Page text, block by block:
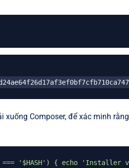
Composer, để xác minh
' $HASH') { echo 'Installer